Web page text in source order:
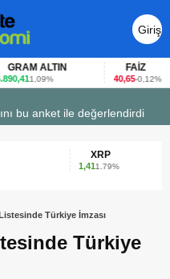
Giriş
Yap
ALTIN
1,09% -0,12%
ile değerlendirdi
1.79%
Türkiye İmzası
Türkiye